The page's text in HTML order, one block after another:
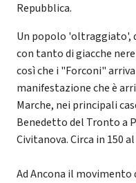
Repubblica.
Un popolo 'oltraggiato',
con tanto di giacche
così che i "Forconi"
manifestazione che è
Marche, nei principali
Benedetto del Tronto a
Civitanova. Circa in 150
Ad Ancona il